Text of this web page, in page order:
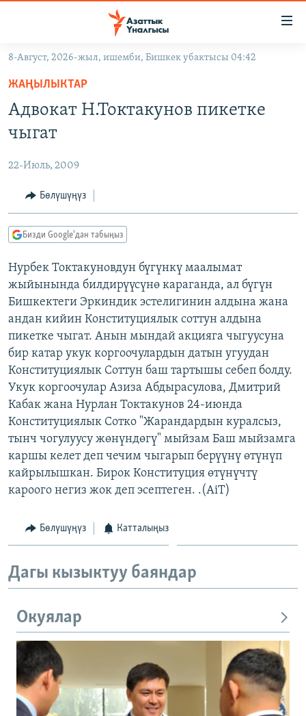
Навигацияга
өтүңүз
Издөөгө
салыңыз
ЭКОНОМИКА
МАДАНИЯТ
ДҮЙНӨ
БОРБОР АЗИЯ
АТАЙЫН ИЛИКТӨӨ
ТВ ПРОГРАММАЛАР
ЭКСПЕРТТЕР ТАЛДАЙТ
БИЗ ЖАНА ДҮЙНӨ
ЭЖЕ-СИҢДИЛЕР
ЫҢГАЙСЫЗ СУРООЛОР
ӨЗГӨЧӨ ПИКИР
Русский
ОНЛАЙН ШЕРИНЕ
ЭЕ/АРнун бардык сайттары
8-Август, 2026-жыл, ишемби, Бишкек убактысы 04:42
ЖАҢЫЛЫКТАР
Адвокат Н.Токтакунов пикетке
чыгат
22-Июль, 2009
Бөлүшүңүз
Бизди Google'дан табыңыз
Нурбек Токтакуновдун бүгүнкү маалымат
жыйынында билдирүүсүнө караганда, ал бүгүн
Бишкектеги Эркиндик эстелигинин алдына жана
андан кийин Конституциялык соттун алдына
пикетке чыгат. Анын мындай акцияга чыгуусуна
бир катар укук коргоочулардын датын угуудан
Конституциялык Соттун баш тартышы себеп болду.
Укук коргоочулар Азиза Абдырасулова, Дмитрий
Кабак жана Нурлан Токтакунов 24-июнда
Конституциялык Сотко "Жарандардын куралсыз,
тынч чогулуусу жөнүндөгү" мыйзам Баш мыйзамга
каршы келет деп чечим чыгарып берүүнү өтүнүп
кайрылышкан. Бирок Конституция өтүнүчтү
кароого негиз жок деп эсептеген. .(AiT)
Бөлүшүңүз Катталыңыз
Дагы кызыктуу баяндар
Окуялар